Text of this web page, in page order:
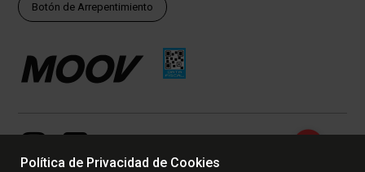
Botón de Arrepentimiento
Política de Privacidad de Cookies